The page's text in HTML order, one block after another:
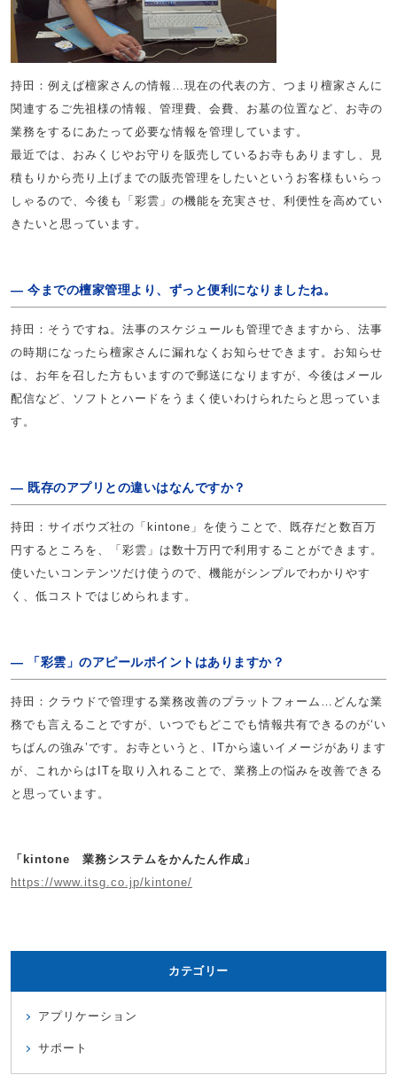
持田：例えば檀家さんの情報…現在の代表の方、つまり檀家さんに
関連するご先祖様の情報、管理費、会費、お墓の位置など、お寺の
業務をするにあたって必要な情報を管理しています。
最近では、おみくじやお守りを販売しているお寺もありますし、見
積もりから売り上げまでの販売管理をしたいというお客様もいらっ
しゃるので、今後も「彩雲」の機能を充実させ、利便性を高めてい
きたいと思っています。
― 今までの檀家管理より、ずっと便利になりましたね。
持田：そうですね。法事のスケジュールも管理できますから、法事
の時期になったら檀家さんに漏れなくお知らせできます。お知らせ
は、お年を召した方もいますので郵送になりますが、今後はメール
配信など、ソフトとハードをうまく使いわけられたらと思っていま
す。
― 既存のアプリとの違いはなんですか？
持田：サイボウズ社の「kintone」を使うことで、既存だと数百万
円するところを、「彩雲」は数十万円で利用することができます。
使いたいコンテンツだけ使うので、機能がシンプルでわかりやす
く、低コストではじめられます。
― 「彩雲」のアピールポイントはありますか？
持田：クラウドで管理する業務改善のプラットフォーム…どんな業
務でも言えることですが、いつでもどこでも情報共有できるのが‘い
ちばんの強み’です。お寺というと、ITから遠いイメージがあります
が、これからはITを取り入れることで、業務上の悩みを改善できる
と思っています。
「kintone 業務システムをかんたん作成」
https://www.itsg.co.jp/kintone/
カテゴリー
アプリケーション
サポート